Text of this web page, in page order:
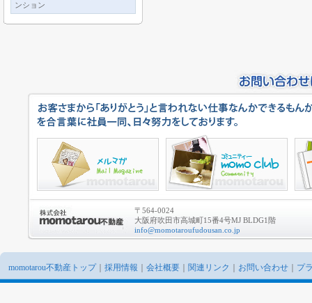
ンション
〒564-0024
大阪府吹田市高城町15番4号MJ BLDG1階
info@momotaroufudousan.co.jp
momotarou不動産トップ｜ 採用情報 会社概要 関連リンク お問い合わせ プ